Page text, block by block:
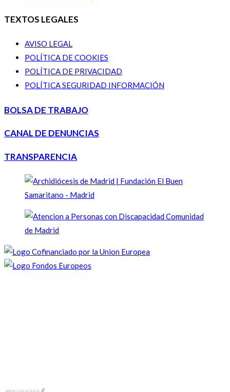
TEXTOS LEGALES
AVISO LEGAL
POLÍTICA DE COOKIES
POLÍTICA DE PRIVACIDAD
POLÍTICA SEGURIDAD INFORMACIÓN
BOLSA DE TRABAJO
CANAL DE DENUNCIAS
TRANSPARENCIA